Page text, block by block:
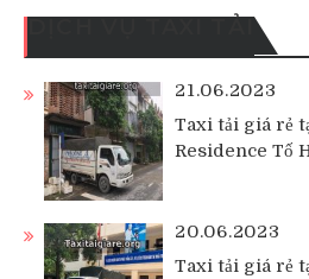
21.06.2023
Taxi tải giá rẻ
Residence Tố
20.06.2023
Taxi tải giá rẻ